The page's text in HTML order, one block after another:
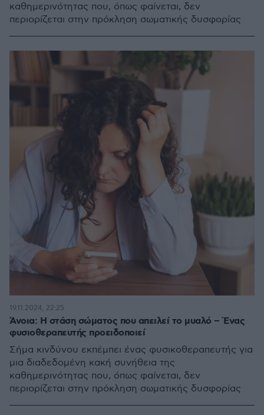
καθημερινότητας που, όπως φαίνεται, δεν
περιορίζεται στην πρόκληση σωματικής δυσφορίας
Άνοια: Η στάση σώματος που απειλεί το μυαλό – Ένας
φυσιοθεραπευτής προειδοποιεί
Σήμα κινδύνου εκπέμπει ένας φυσικοθεραπευτής για
μια διαδεδομένη κακή συνήθεια της
καθημερινότητας που, όπως φαίνεται, δεν
περιορίζεται στην πρόκληση σωματικής δυσφορίας
19.11.2024, 22:25